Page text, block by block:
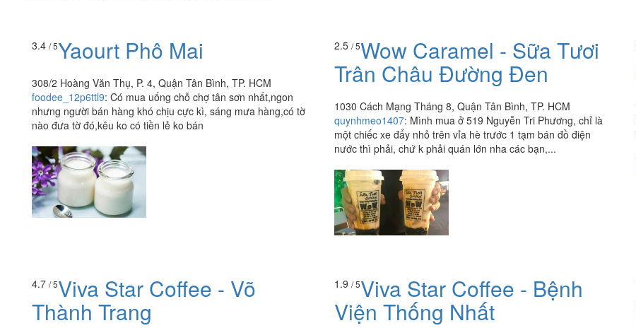
3.4 / 5Yaourt Phô Mai
308/2 Hoàng Văn Thụ, P. 4, Quận Tân Bình, TP. HCM
foodee_12p6ttl9: Có mua uống chỗ chợ tân sơn nhất,ngon
nhưng người bán hàng khó chịu cực kì, sáng mưa hàng,có tờ
nào đưa tờ đó,kêu ko có tiền lẻ ko bán
2.5 / 5Wow Caramel - Sữa Tươi
Trân Châu Đường Đen
1030 Cách Mạng Tháng 8, Quận Tân Bình, TP. HCM
quynhmeo1407: Mình mua ở 519 Nguyễn Tri Phương, chỉ là
một chiếc xe đẩy nhỏ trên vỉa hè trước 1 tạm bán đồ điện
nước thì phải, chứ k phải quán lớn nha các bạn,...
4.7 / 5Viva Star Coffee - Võ
Thành Trang
1.9 / 5Viva Star Coffee - Bệnh
Viện Thống Nhất